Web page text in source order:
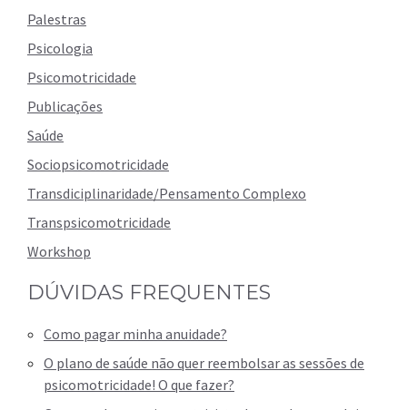
Palestras
Psicologia
Psicomotricidade
Publicações
Saúde
Sociopsicomotricidade
Transdiciplinaridade/Pensamento Complexo
Transpsicomotricidade
Workshop
DÚVIDAS FREQUENTES
Como pagar minha anuidade?
O plano de saúde não quer reembolsar as sessões de
psicomotricidade! O que fazer?